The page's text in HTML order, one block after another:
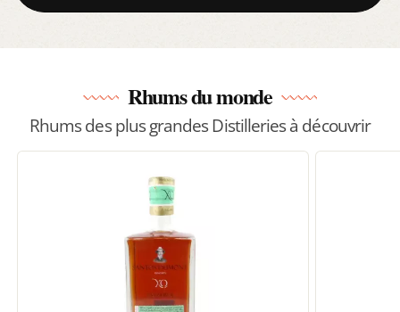
Rhums du monde
Rhums des plus grandes Distilleries à découvrir